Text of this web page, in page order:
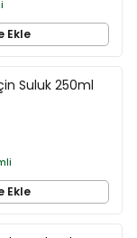
Ekle
Suluk 250ml
Ekle